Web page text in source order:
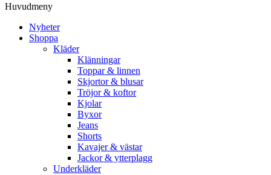
Huvudmeny
Nyheter
Shoppa
Kläder
Klänningar
Toppar & linnen
Skjortor & blusar
Tröjor & koftor
Kjolar
Byxor
Jeans
Shorts
Kavajer & västar
Jackor & ytterplagg
Underkläder